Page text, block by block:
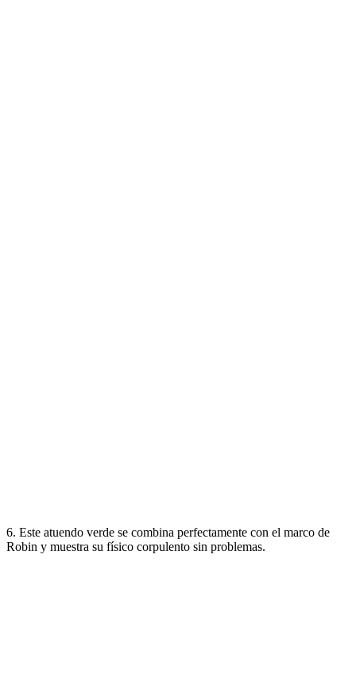
6. Este atuendo verde se combina perfectamente con el marco de
Robin y muestra su físico corpulento sin problemas.